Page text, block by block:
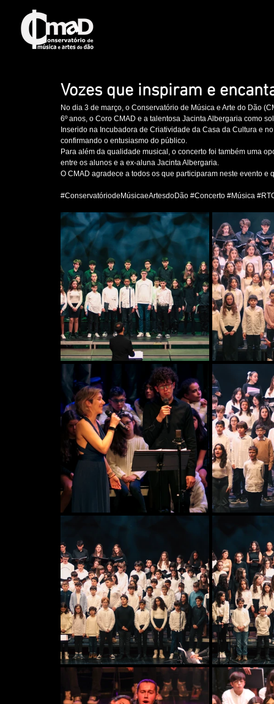
Vozes que inspiram e
No dia 3 de março, o Conservatório de Música e Arte do Dão
6º anos, o Coro CMAD e a talentosa Jacinta Albergaria como
Inserido na Incubadora de Criatividade da Casa da Cultura e
confirmando o entusiasmo do público.
Para além da qualidade musical, o concerto foi também uma
entre os alunos e a ex-aluna Jacinta Albergaria.
O CMAD agradece a todos os que participaram neste evento e
#ConservatóriodeMúsicaeArtesdoDão #Concerto #Música